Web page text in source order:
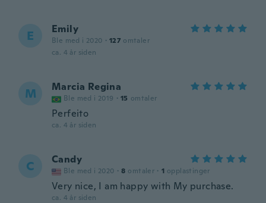
E Emily
Ble med i 2020 · 127 omtaler
ca. 4 år siden
M Marcia Regina
Ble med i 2019 · 15 omtaler
Perfeito
ca. 4 år siden
C Candy
Ble med i 2020 · 8 omtaler · 1 opplastinger
Very nice, I am happy with My purchase.
ca. 4 år siden